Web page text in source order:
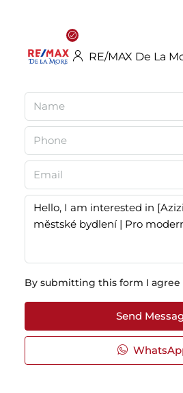
RE/MAX De La
By submitting this form I agree
Send